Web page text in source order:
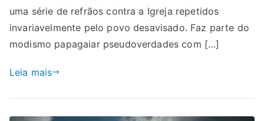
uma série de refrãos contra a Igreja repetidos
invariavelmente pelo povo desavisado. Faz parte do
modismo papagaiar pseudoverdades com […]
Leia mais